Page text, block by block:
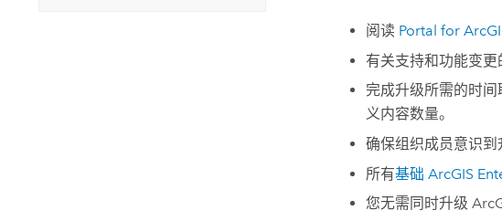
阅读 Portal for
有关支持和功能变更
完成升级所需的时
义内容数量。
确保组织成员意识到
所有基础 ArcGIS
您无需同时升级